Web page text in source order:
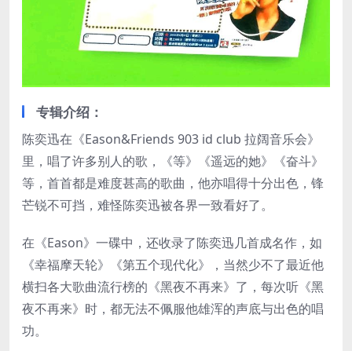
专辑介绍：
陈奕迅在《Eason&Friends 903 id club 拉阔音乐会》
里，唱了许多别人的歌，《等》《遥远的她》《奋斗》
等，首首都是难度甚高的歌曲，他亦唱得十分出色，锋
芒锐不可挡，难怪陈奕迅被各界一致看好了。
在《Eason》一碟中，还收录了陈奕迅几首成名作，如
《幸福摩天轮》《第五个现代化》，当然少不了最近他
横扫各大歌曲流行榜的《黑夜不再来》了，每次听《黑
夜不再来》时，都无法不佩服他雄浑的声底与出色的唱
功。